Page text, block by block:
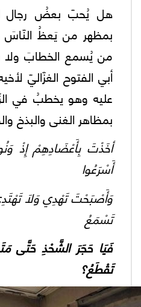
هل يُحبّ بعضُ رجال
بمظهر من يَعظُ النّاسَ
من يُسمع الخطابَ
أبي الفتوح الغزّاليّ
عليه وهو يخطبُ في
بمظاهر الغنى والبذخ
أخَذْتَ بِأَعْضَادِهِمْ إِذْ
أَسْرَعُوا
وَأَصْبَحْتَ تَهْدِي وَلاَ
تَسْمَعُ
فَيَا حَجَرَ الشَّحْذِ حَتَّى
تَقْطَعُ؟